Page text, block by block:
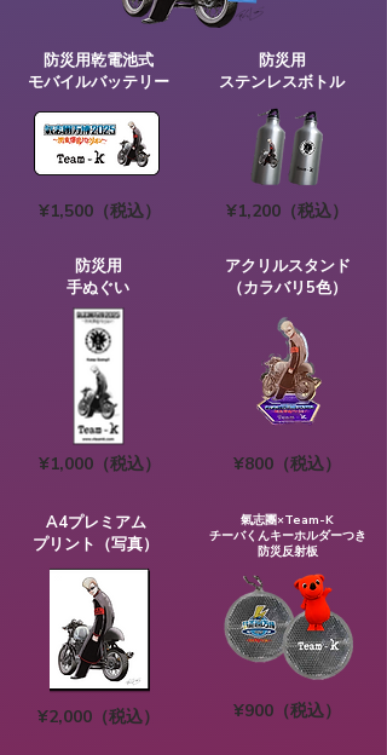
防災用乾電池式
​モバイルバッテリー
¥1,500（税込）
¥1,000（税込）
防災用
​手ぬぐい
A4プレミアム
​プリント（写真）
¥2,000（税込）
防災用
​ステンレスボトル
¥1,200（税込）
アクリル​スタンド
​（カラバリ5色）
¥800（税込）
氣志團×Team-K
チーバくんキーホルダーつき
防災反射板
¥900（税込）